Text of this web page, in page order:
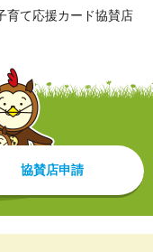
育て応援カード協賛店
協賛店申請